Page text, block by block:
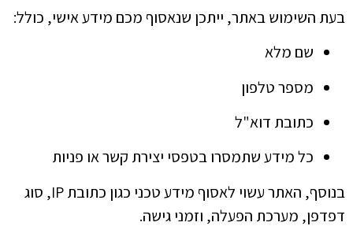
בעת השימוש באתר, ייתכן שנאסוף מכם מידע אישי, כולל:
שם מלא
מספר טלפון
כתובת דוא"ל
כל מידע שתמסרו בטפסי יצירת קשר או פניות
בנוסף, האתר עשוי לאסוף מידע טכני כגון כתובת IP, סוג
דפדפן, מערכת הפעלה, וזמני גישה.